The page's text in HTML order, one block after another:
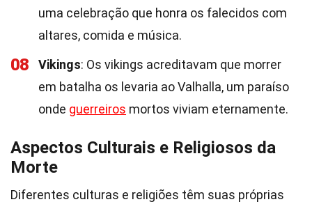
uma celebração que honra os falecidos com
altares, comida e música.
08 Vikings: Os vikings acreditavam que morrer
em batalha os levaria ao Valhalla, um paraíso
onde guerreiros mortos viviam eternamente.
Aspectos Culturais e Religiosos da
Morte
Diferentes culturas e religiões têm suas próprias